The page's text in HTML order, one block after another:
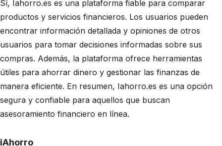
Sí, Iahorro.es es una plataforma fiable para comparar
productos y servicios financieros. Los usuarios pueden
encontrar información detallada y opiniones de otros
usuarios para tomar decisiones informadas sobre sus
compras. Además, la plataforma ofrece herramientas
útiles para ahorrar dinero y gestionar las finanzas de
manera eficiente. En resumen, Iahorro.es es una opción
segura y confiable para aquellos que buscan
asesoramiento financiero en línea.
iAhorro